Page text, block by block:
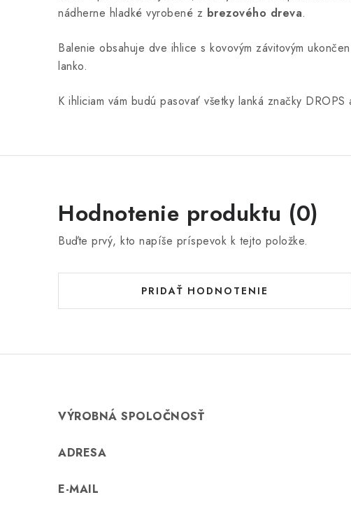
nádherne hladké vyrobené z brezového dreva.
Balenie obsahuje dve ihlice s kovovým závitovým
lanko.
K ihliciam vám budú pasovať všetky lanká značky DROPS
Hodnotenie produktu (0)
Buďte prvý, kto napíše príspevok k tejto položke.
PRIDAŤ HODNOTENIE
VÝROBNÁ SPOLOČNOSŤ
ADRESA
E-MAIL